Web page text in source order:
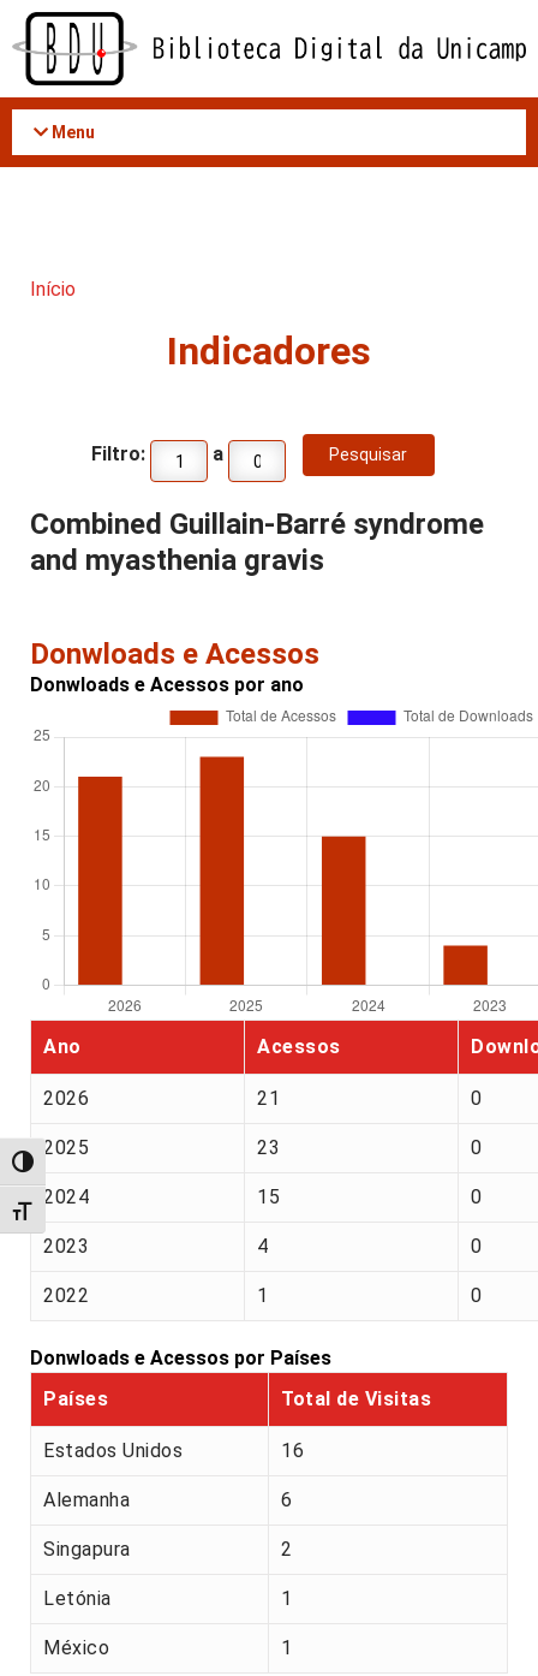
Acessar
conteúdo
Alternar alto contraste
Alternar tamanho da fonte
Menu
Início
Indicadores
Filtro: a
Combined Guillain-Barré syndrome
and myasthenia gravis
Donwloads e Acessos
Donwloads e Acessos por ano
Ano Acessos
2026 21 0
2025 23 0
2024 15 0
2023 4 0
2022 1 0
Donwloads e Acessos por Países
Países
Total de Visitas
Estados Unidos 16
Alemanha 6
Singapura 2
Letónia 1
México 1